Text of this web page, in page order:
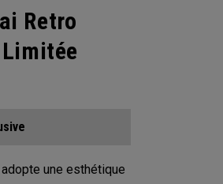
Retro
une esthétique